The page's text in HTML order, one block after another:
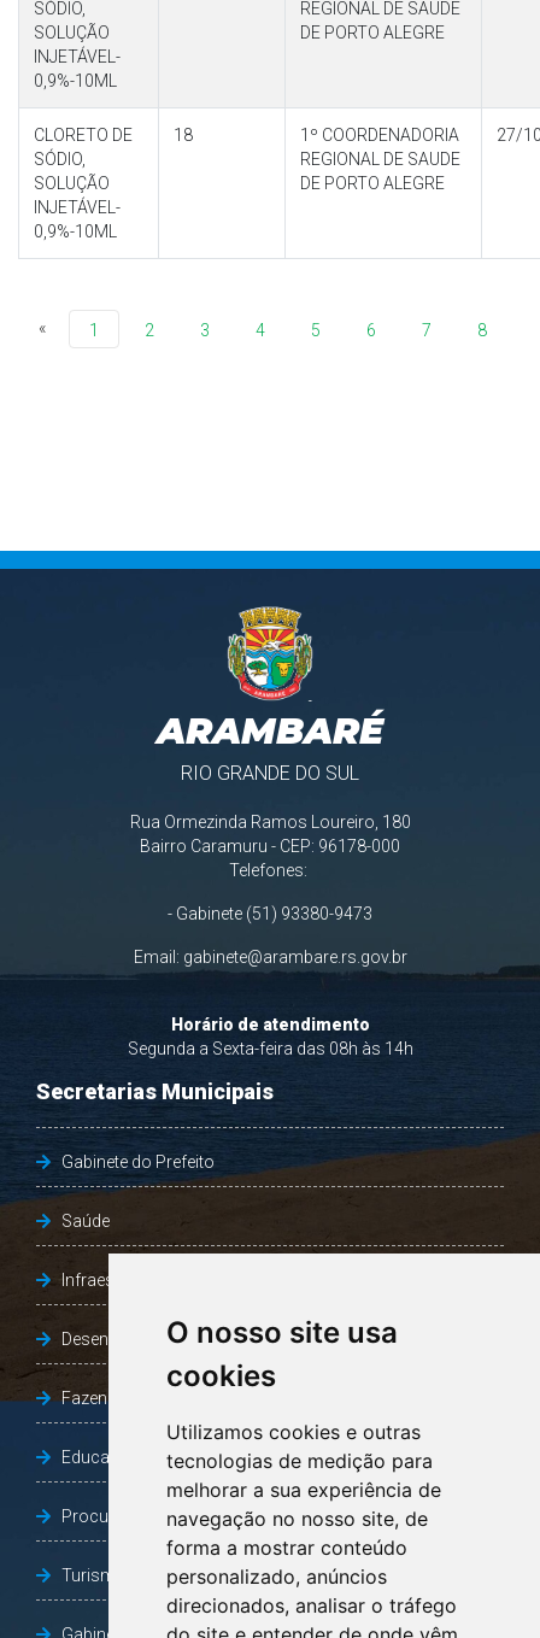
O nosso site usa
cookies
Utilizamos cookies e outras
tecnologias de medição para
melhorar a sua experiência de
navegação no nosso site, de
forma a mostrar conteúdo
personalizado, anúncios
direcionados, analisar o tráfego
SÓDIO,
SOLUÇÃO
INJETÁVEL-
0,9%-10ML
REGIONAL DE SAUDE
DE PORTO ALEGRE
CLORETO DE
SÓDIO,
SOLUÇÃO
INJETÁVEL-
0,9%-10ML
18
1º COORDENADORIA
REGIONAL DE SAUDE
DE PORTO ALEGRE
27/
« 1 2 3 4 5 6 7 8
ARAMBARÉ
RIO GRANDE DO SUL
Rua Ormezinda Ramos Loureiro, 180
Bairro Caramuru - CEP: 96178-000
Telefones:
- Gabinete (51) 93380-9473
Email: gabinete@arambare.rs.gov.br
Horário de atendimento
Segunda a Sexta-feira das 08h às 14h
Secretarias Municipais
Gabinete do Prefeito
Saúde
Infraestrutura, Agricultura e Meio Ambiente
Desenvolvimento Social
Fazenda e Desenvolvimento Econômico
Educação
Procuradoria Geral do Município
Turismo, Desporto e Cultura